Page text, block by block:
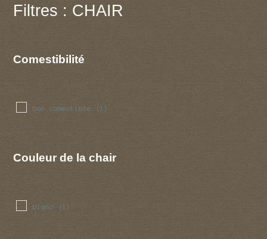
Filtres : CHAIR
Comestibilité
bon comestible (1)
Couleur de la chair
blanc (1)